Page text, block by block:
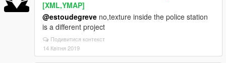
[XML,YMAP]
@estoudegreve no,texture inside the police station
is a different project
Подивитися контекст
14 Квітня 2019